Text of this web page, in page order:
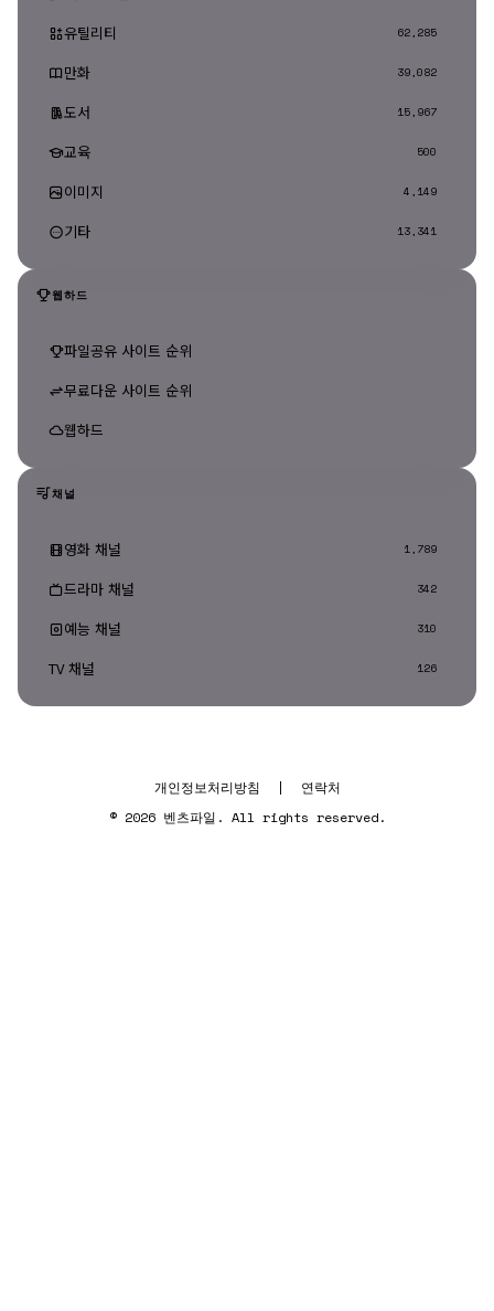
유틸리티 62,285
만화 39,082
도서 15,967
교육 500
이미지 4,149
기타 13,341
웹하드
파일공유 사이트 순위
무료다운 사이트 순위
웹하드
채널
영화 채널 1,789
드라마 채널 342
예능 채널 310
TV 채널 126
개인정보처리방침 |
연락처
© 2026 벤츠파일. All rights reserved.